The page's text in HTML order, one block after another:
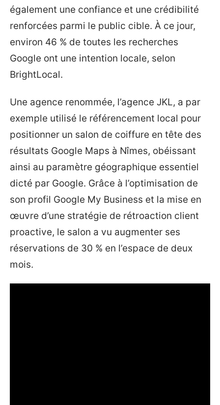
également une confiance et une crédibilité
renforcées parmi le public cible. À ce jour,
environ 46 % de toutes les recherches
Google ont une intention locale, selon
BrightLocal.
Une agence renommée, l’agence JKL, a par
exemple utilisé le référencement local pour
positionner un salon de coiffure en tête des
résultats Google Maps à Nîmes, obéissant
ainsi au paramètre géographique essentiel
dicté par Google. Grâce à l’optimisation de
son profil Google My Business et la mise en
œuvre d’une stratégie de rétroaction client
proactive, le salon a vu augmenter ses
réservations de 30 % en l’espace de deux
mois.